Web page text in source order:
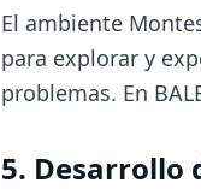
El ambiente
para explorar y
problemas. En
5. Desarrollo